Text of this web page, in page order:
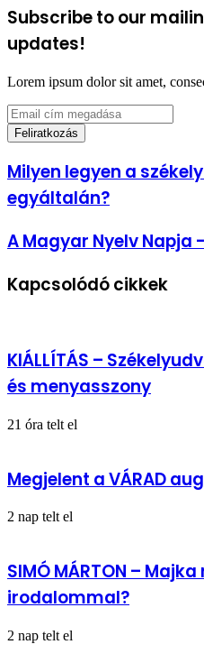
Subscribe to our
updates!
Lorem ipsum dolor sit amet,
Email
cím
megadása
Milyen
legyen
a
Legyen-
egyáltalán?
Milyen legyen a
egyáltalán?
A
Magyar
Napja
A Magyar Nyelv Napja
Kapcsolódó cikkek
KIÁLLÍTÁS –
és menyasszony
21 óra telt el
Megjelent a VÁRAD
2 nap telt el
SIMÓ MÁRTON –
irodalommal?
2 nap telt el